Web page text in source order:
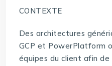
CONTEXTE
Des architectures
GCP et PowerPlatform
équipes du client afin